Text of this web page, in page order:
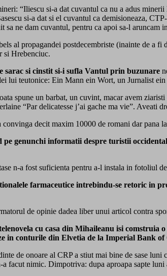
“Iliescu si-a dat cuvantul ca nu a adus
si-a dat si el cuvantul ca demisioneaza,
sa ne dam cuvantul, pentru ca apoi sa-l aruncam
al propagandei postdecembriste (inainte de a
si Hrebenciuc.
sarac si cinstit si-i sufla Vantul prin buzunare
lui teutonice: Ein Mann ein Wort, un Jurnalist
spune un barbat, un cuvint, macar avem
“Par delicatesse j’ai gache ma vie”. Aveati
decit maxim 10000 de romani dar pana
genunchi informatii despre turistii
n-a fost suficienta pentru a-l instala in fotoliul
farmaceutice intrebindu-se retoric in
de opinie dadea liber unui articol contra
cu casa din Mihaileanu isi
in conturile din Elvetia de la Imperial Bank
de onoare al CRP a stiut mai bine de sase
facut nimic. Dimpotriva: dupa aproapa sapte